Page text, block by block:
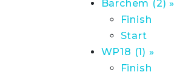
Barchem (2) »
Finish
Start
WP18 (1) »
Finish